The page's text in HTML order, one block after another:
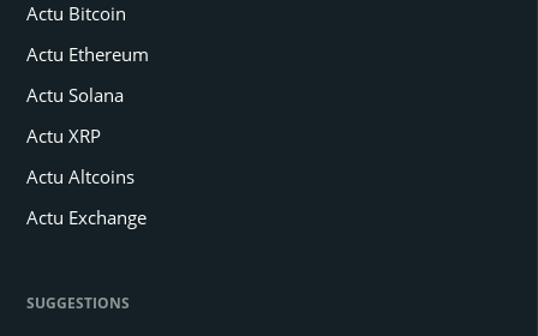
Actu Bitcoin
Actu Ethereum
Actu Solana
Actu XRP
Actu Altcoins
Actu Exchange
SUGGESTIONS